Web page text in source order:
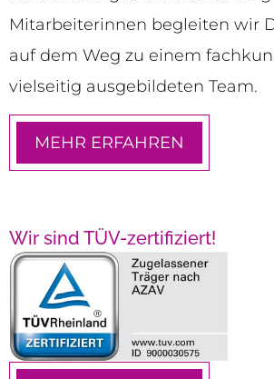
Mitarbeiterinnen begleiten wir
auf dem Weg zu einem
vielseitig ausgebildeten Team.
MEHR ERFAHREN
Wir sind TÜV-zertifiziert!